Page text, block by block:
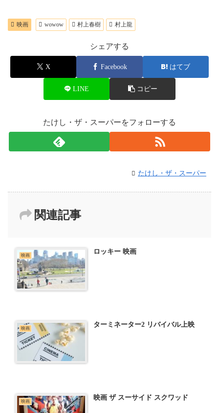
映画 wowow 村上春樹 村上龍
シェアする
X Facebook はてブ
LINE コピー
たけし・ザ・スーパーをフォローする
たけし・ザ・スーパー
関連記事
映画 ロッキー 映画
映画 ターミネーター2 リバイバル上映
映画 映画 ザ スーサイド スクワッド